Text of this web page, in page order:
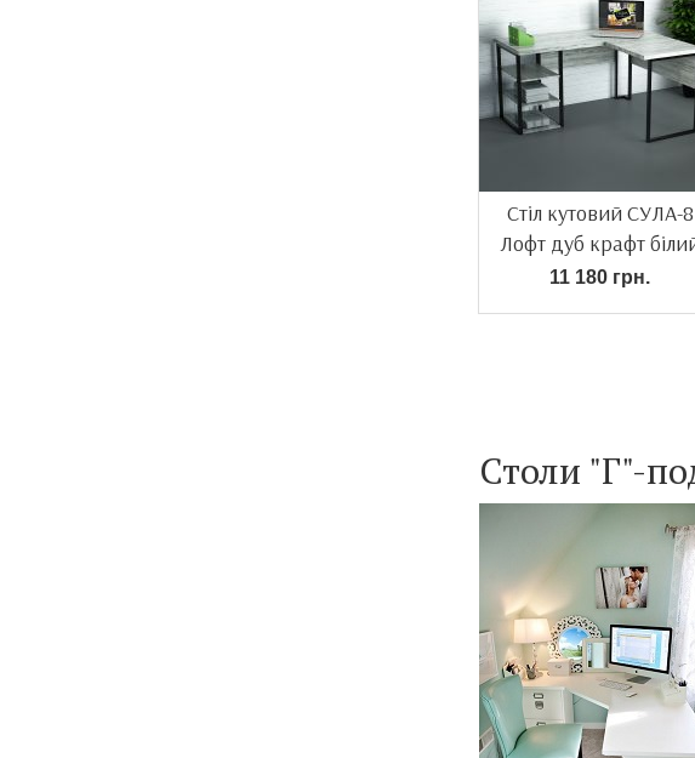
Стіл кутовий СУЛА-8
Лофт дуб крафт
11 180 грн.
Столи "Г"-